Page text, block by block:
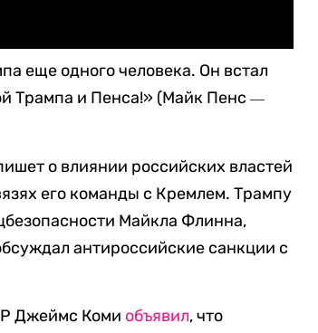
еще одного человека. Он встал
Трампа и Пенса!» (Майк Пенс—
о влиянии российских властей
его команды с Кремлем. Трампу
Майкла Флинна,
антироссийские санкции с
Джеймс Коми объявил, что